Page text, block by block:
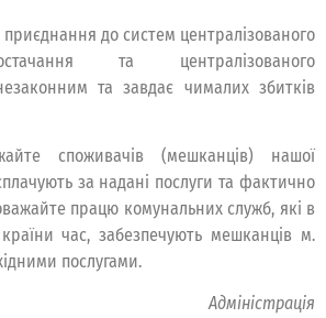
приєднання до систем централізованого
та централізованого
та завдає чималих збитків
споживачів (мешканців) нашої
за надані послуги та фактично
працю комунальних служб, які в
час, забезпечують мешканців м.
послугами.
Адміністрація